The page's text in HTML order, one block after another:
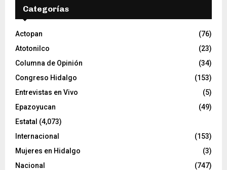
e
o
Categorías
Actopan
(76)
Atotonilco
(23)
Columna de Opinión
(34)
Congreso Hidalgo
(153)
Entrevistas en Vivo
(5)
Epazoyucan
(49)
Estatal (4,073)
Internacional
(153)
Mujeres en Hidalgo
(3)
Nacional
(747)